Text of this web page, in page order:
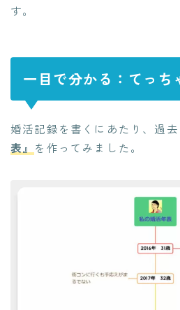
す。
一目で分かる：てっち
婚活記録を書くにあたり、過
表』 を作ってみました。